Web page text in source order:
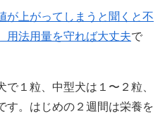
が上がってしまうと聞くと不
用法用量を守れば大丈夫で
１粒、中型犬は１〜２粒、
す。はじめの２週間は栄養を